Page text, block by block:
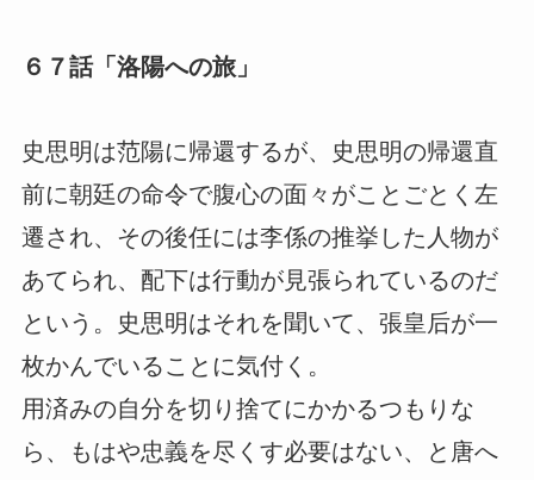
６７話「洛陽への旅」
史思明は范陽に帰還するが、史思明の帰還直
前に朝廷の命令で腹心の面々がことごとく左
遷され、その後任には李係の推挙した人物が
あてられ、配下は行動が見張られているのだ
という。史思明はそれを聞いて、張皇后が一
枚かんでいることに気付く。
用済みの自分を切り捨てにかかるつもりな
ら、もはや忠義を尽くす必要はない、と唐へ